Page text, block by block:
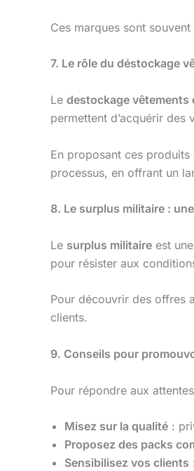
Ces marques sont
7. Le rôle du déstockage
Le destockage vêtements
permettent d’acquérir
En proposant ces
processus, en offrant un
8. Le surplus militaire :
Le surplus militaire est
pour résister aux
Pour découvrir des offres
clients.
9. Conseils pour
Pour répondre aux
Misez sur la qualité :
Proposez des packs
Sensibilisez vos clients